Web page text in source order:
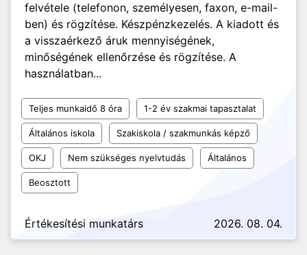
felvétele (telefonon, személyesen, faxon, e-mail-
ben) és rögzítése. Készpénzkezelés. A kiadott és
a visszaérkező áruk mennyiségének,
minőségének ellenőrzése és rögzítése. A
használatban...
Teljes munkaidő 8 óra 1-2 év szakmai tapasztalat
Általános iskola Szakiskola / szakmunkás képző
OKJ Nem szükséges nyelvtudás Általános
Beosztott
Értékesítési munkatárs 2026. 08. 04.